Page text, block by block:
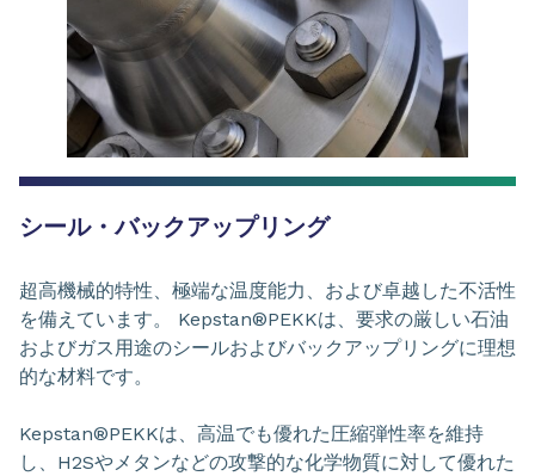
シール・バックアップリング
超高機械的特性、極端な温度能力、および卓越した不活性
を備えています。 Kepstan®PEKKは、要求の厳しい石油
およびガス用途のシールおよびバックアップリングに理想
的な材料です。
Kepstan®PEKKは、高温でも優れた圧縮弾性率を維持
し、H2Sやメタンなどの攻撃的な化学物質に対して優れた